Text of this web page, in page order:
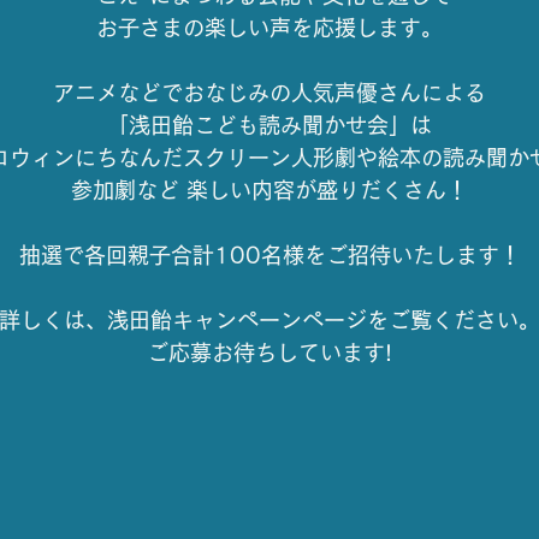
お子さまの楽しい声を応援します。
アニメなどでおなじみの人気声優さんによる
「浅田飴こども読み聞かせ会」は
ウィンにちなんだスクリーン人形劇や絵本の読み聞か
参加劇など 楽しい内容が盛りだくさん！
抽選で各回親子合計100名様をご招待いたします！
詳しくは、浅田飴キャンペーンページをご覧ください。
ご応募お待ちしています!